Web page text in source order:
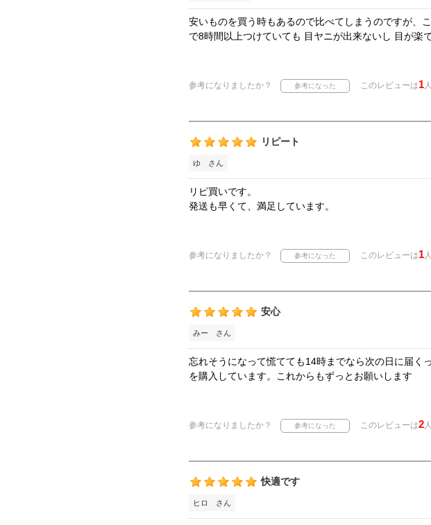
安いものを買う時もあるので比べてしまうのですが、
で8時間以上つけていても 目ヤニが出来ないし 目が楽で
参考になりましたか？ このレビューは1
リピート
ゆ さん
リピ買いです。
発送も早くて、満足しています。
参考になりましたか？ このレビューは1
安心
みー さん
忘れそうになって慌てても14時までなら次の日に届く
を購入しています。これからもずっとお願いします
参考になりましたか？ このレビューは2
快適です
ヒロ さん